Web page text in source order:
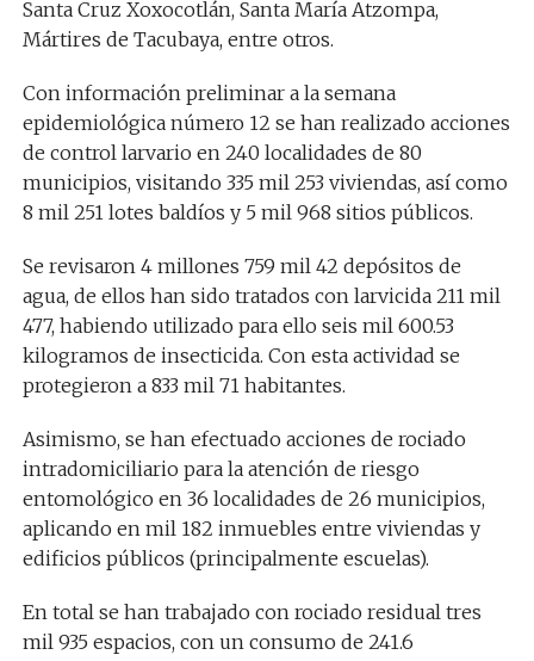
Santa Cruz Xoxocotlán, Santa María Atzompa,
Mártires de Tacubaya, entre otros.
Con información preliminar a la semana
epidemiológica número 12 se han realizado acciones
de control larvario en 240 localidades de 80
municipios, visitando 335 mil 253 viviendas, así como
8 mil 251 lotes baldíos y 5 mil 968 sitios públicos.
Se revisaron 4 millones 759 mil 42 depósitos de
agua, de ellos han sido tratados con larvicida 211 mil
477, habiendo utilizado para ello seis mil 600.53
kilogramos de insecticida. Con esta actividad se
protegieron a 833 mil 71 habitantes.
Asimismo, se han efectuado acciones de rociado
intradomiciliario para la atención de riesgo
entomológico en 36 localidades de 26 municipios,
aplicando en mil 182 inmuebles entre viviendas y
edificios públicos (principalmente escuelas).
En total se han trabajado con rociado residual tres
mil 935 espacios, con un consumo de 241.6